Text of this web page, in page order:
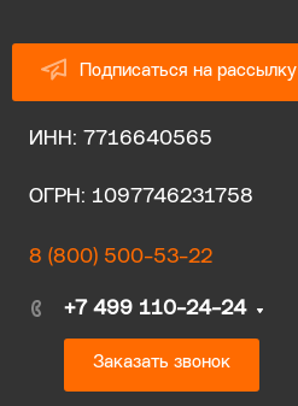
Подписаться на рассылку
ИНН: 7716640565
ОГРН: 1097746231758
8 (800) 500-53-22
+7 499 110-24-24
Заказать звонок